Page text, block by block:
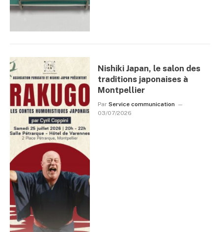
Nishiki Japan, le salon des
traditions japonaises à
Montpellier
Par Service communication
03/07/2026